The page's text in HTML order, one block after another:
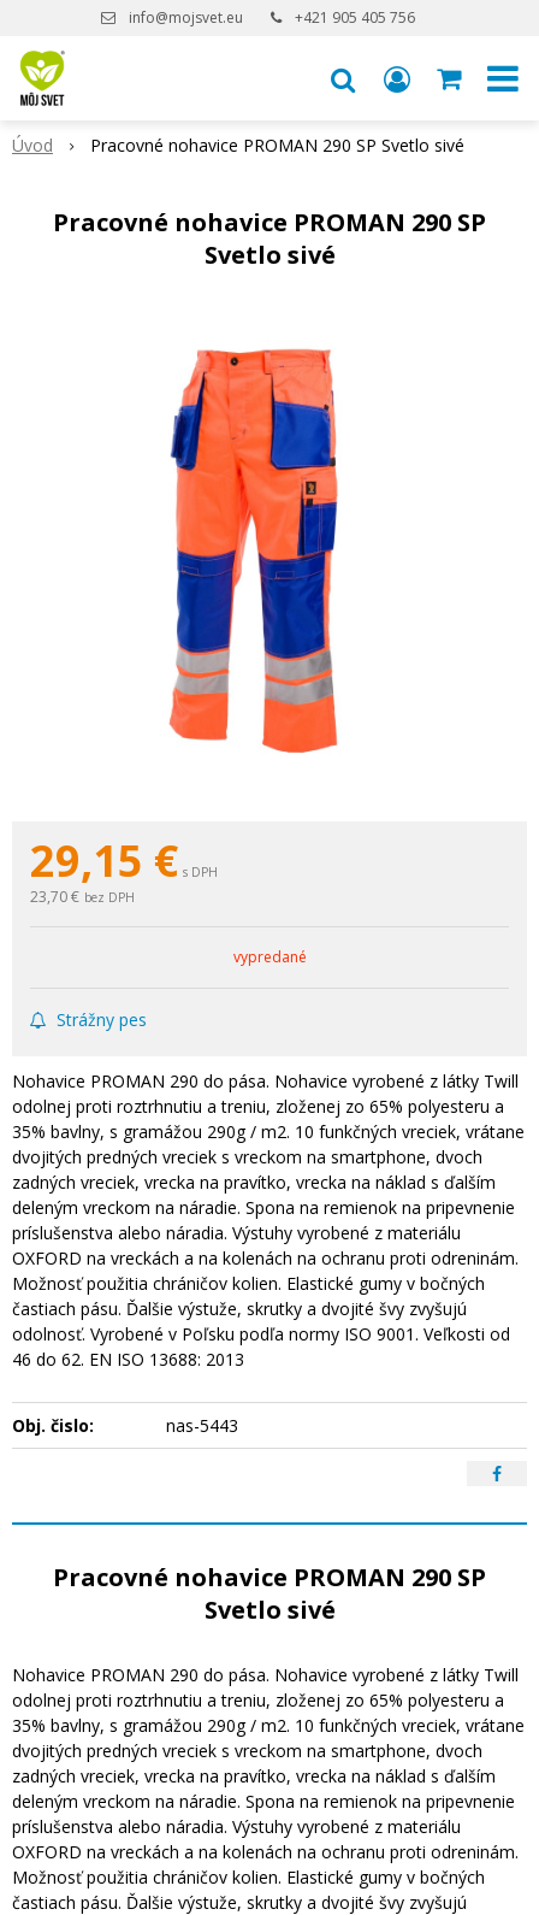
info@mojsvet.eu +421 905 405 756
Úvod Pracovné nohavice PROMAN 290 SP Svetlo sivé
Pracovné nohavice PROMAN 290 SP
Svetlo sivé
29,15 € s DPH
23,70 € bez DPH
vypredané
Strážny pes
Nohavice PROMAN 290 do pása. Nohavice vyrobené z látky Twill
odolnej proti roztrhnutiu a treniu, zloženej zo 65% polyesteru a
35% bavlny, s gramážou 290g / m2. 10 funkčných vreciek, vrátane
dvojitých predných vreciek s vreckom na smartphone, dvoch
zadných vreciek, vrecka na pravítko, vrecka na náklad s ďalším
deleným vreckom na náradie. Spona na remienok na pripevnenie
príslušenstva alebo náradia. Výstuhy vyrobené z materiálu
OXFORD na vreckách a na kolenách na ochranu proti odreninám.
Možnosť použitia chráničov kolien. Elastické gumy v bočných
častiach pásu. Ďalšie výstuže, skrutky a dvojité švy zvyšujú
odolnosť. Vyrobené v Poľsku podľa normy ISO 9001. Veľkosti od
46 do 62. EN ISO 13688: 2013
Obj. čislo: nas-5443
Pracovné nohavice PROMAN 290 SP
Svetlo sivé
Nohavice PROMAN 290 do pása. Nohavice vyrobené z látky Twill
odolnej proti roztrhnutiu a treniu, zloženej zo 65% polyesteru a
35% bavlny, s gramážou 290g / m2. 10 funkčných vreciek, vrátane
dvojitých predných vreciek s vreckom na smartphone, dvoch
zadných vreciek, vrecka na pravítko, vrecka na náklad s ďalším
deleným vreckom na náradie. Spona na remienok na pripevnenie
príslušenstva alebo náradia. Výstuhy vyrobené z materiálu
OXFORD na vreckách a na kolenách na ochranu proti odreninám.
Možnosť použitia chráničov kolien. Elastické gumy v bočných
častiach pásu. Ďalšie výstuže, skrutky a dvojité švy zvyšujú